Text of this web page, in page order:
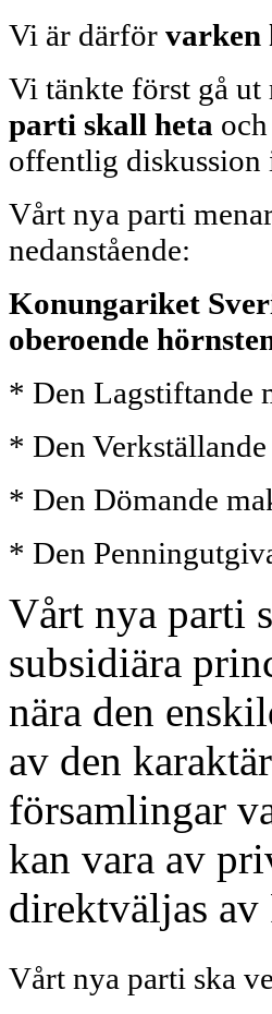
Vi är därför varken
Vi tänkte först gå
parti skall heta
offentlig diskussion
Vårt nya parti
nedanstående:
Konungariket
oberoende
* Den Lagstiftande
* Den
* Den Dömande
* Den
Vårt nya parti
subsidiära
nära den
av den
församlingar
kan vara av
direktväljas av
Vårt nya parti ska